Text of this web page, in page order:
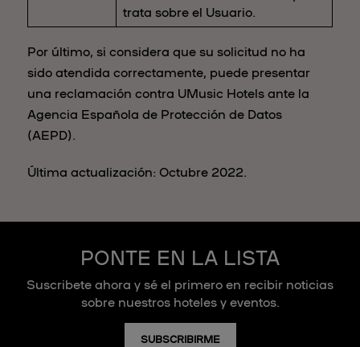
trata sobre el Usuario.
Por último, si considera que su solicitud no ha
sido atendida correctamente, puede presentar
una reclamación contra UMusic Hotels ante la
Agencia Española de Protección de Datos
(AEPD).
Última actualización: Octubre 2022.
PONTE EN LA LISTA
Suscribete ahora y sé el primero en recibir noticias
sobre nuestros hoteles y eventos.
SUBSCRIBIRME